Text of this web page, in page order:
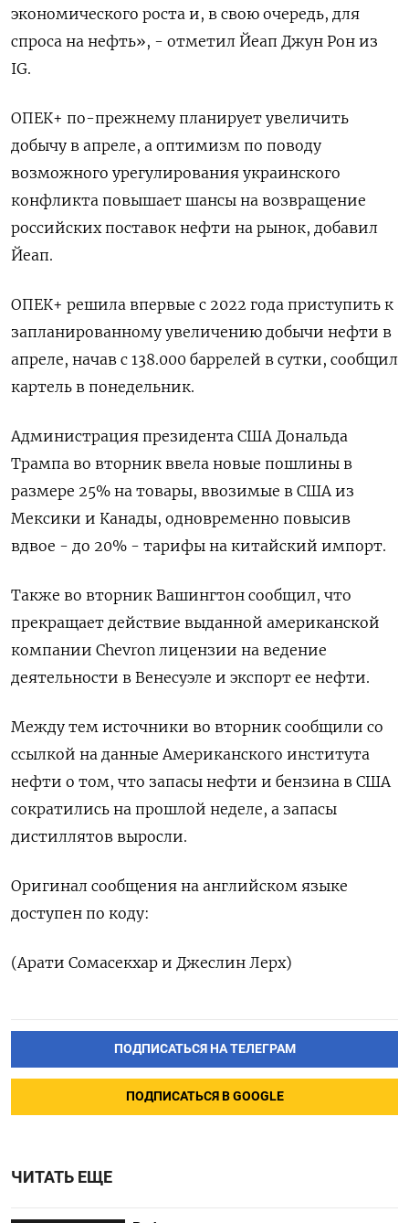
экономического роста и, в свою очередь, для
спроса на нефть», - отметил Йеап Джун Рон из
IG.
ОПЕК+ по-прежнему планирует увеличить
добычу в апреле, а оптимизм по поводу
возможного урегулирования украинского
конфликта повышает шансы на возвращение
российских поставок нефти на рынок, добавил
Йеап.
ОПЕК+ решила впервые с 2022 года приступить к
запланированному увеличению добычи нефти в
апреле, начав с 138.000 баррелей в сутки, сообщил
картель в понедельник.
Администрация президента США Дональда
Трампа во вторник ввела новые пошлины в
размере 25% на товары, ввозимые в США из
Мексики и Канады, одновременно повысив
вдвое - до 20% - тарифы на китайский импорт.
Также во вторник Вашингтон сообщил, что
прекращает действие выданной американской
компании Chevron лицензии на ведение
деятельности в Венесуэле и экспорт ее нефти.
Между тем источники во вторник сообщили со
ссылкой на данные Американского института
нефти о том, что запасы нефти и бензина в США
сократились на прошлой неделе, а запасы
дистиллятов выросли.
Оригинал сообщения на английском языке
доступен по коду:
(Арати Сомасекхар и Джеслин Лерх)
ПОДПИСАТЬСЯ НА ТЕЛЕГРАМ
ПОДПИСАТЬСЯ В GOOGLE
ЧИТАТЬ ЕЩЕ